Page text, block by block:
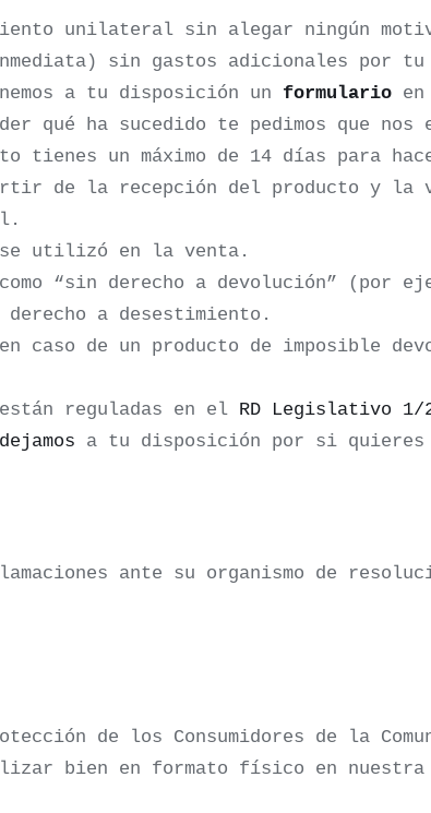
unilateral sin alegar ningún
sin gastos adicionales por tu
a tu disposición un formularioen
qué ha sucedido te pedimos que
tienes un máximo de 14 días para
de la recepción del producto y la
se utilizó en la venta.
“sin derecho a devolución” (por
derecho a desestimiento.
caso de un producto de imposible
reguladas en el RD Legislativo 1/
dejamos a tu disposición por si
ante su organismo de
de los Consumidores de la
bien en formato físico en